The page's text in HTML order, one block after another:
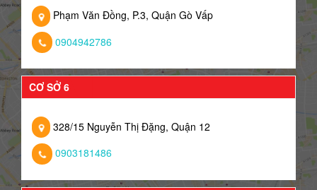
Phạm Văn Đồng, P.3, Quận Gò Vấp
0904942786
CƠ SỞ 6
328/15 Nguyễn Thị Đặng, Quận 12
0903181486